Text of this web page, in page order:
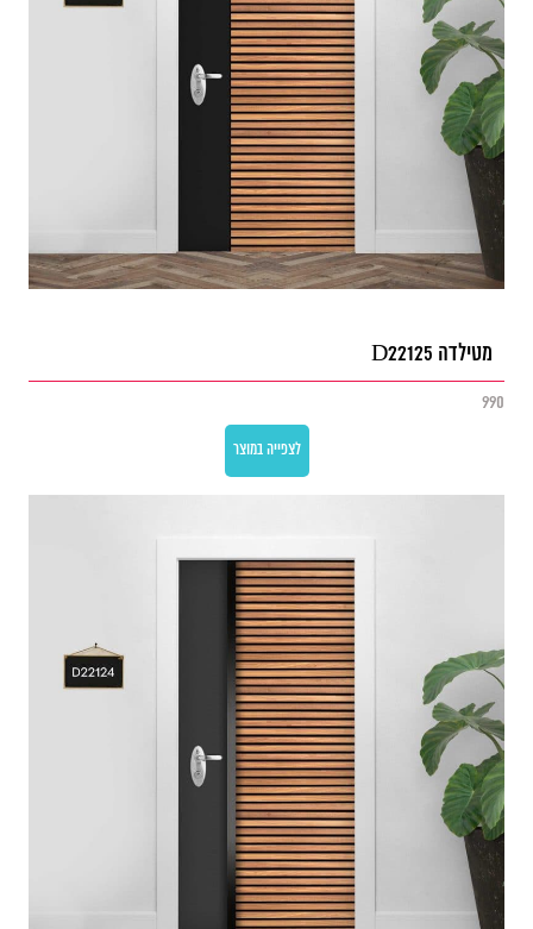
מטילדה D22125
990
לצפייה במוצר